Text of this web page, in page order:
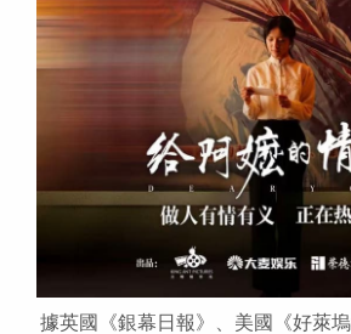
據英國《銀幕日報》、美國《好萊塢